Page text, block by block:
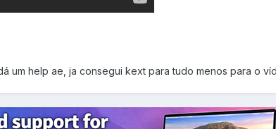
um help ae, ja consegui kext para tudo menos para o